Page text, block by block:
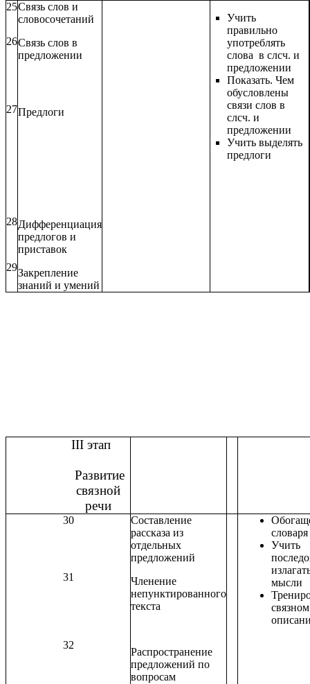
25
26
27
28
29
Связь слов и
словосочетаний
Связь слов в
предложении
Предлоги
Дифференциация
предлогов и
приставок
Закрепление
знаний и умений
Учить
правильно
употреблять
слова в слсч. и
предложении
Показать. Чем
обусловлены
связи слов в
слсч. и
предложении
Учить выделять
предлоги
III этап
Развитие
связной
речи
30
31
32
Составление
рассказа из
отдельных
предложений
Членение
непунктированного
текста
Распространение
предложений по
вопросам
словаря
Учить
мысли
связном